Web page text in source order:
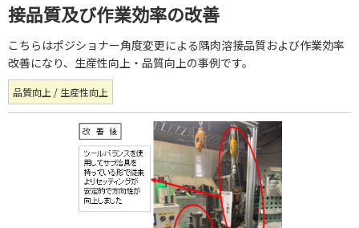
接品質及び作業効率の改善
こちらはポジショナー角度変更による隅肉溶接品質および作業効率
改善になり、生産性向上・品質向上の事例です。
品質向上 / 生産性向上